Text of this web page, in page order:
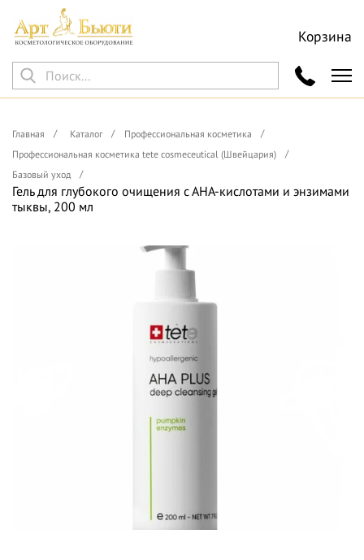
Корзина
Главная Каталог
Профессиональная косметика
Профессиональная косметика tete cosmeceutical (Швейцария)
Базовый уход
Гель для глубокого очищения с АНА-кислотами и энзимами
тыквы, 200 мл